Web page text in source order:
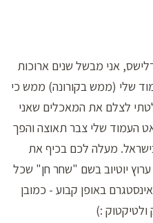
אני מבשל שנים ארוכות
שלי (ממש בקורונה) ממש כי
לצלם את המאכלים שאני
העמוד שלי צבר תאוצה והפך
מעלה לכם בכיף את
יוטיוב בשם "שחר חן" שכל
באופן קבוע - כמובן
ולטיקטוק :)